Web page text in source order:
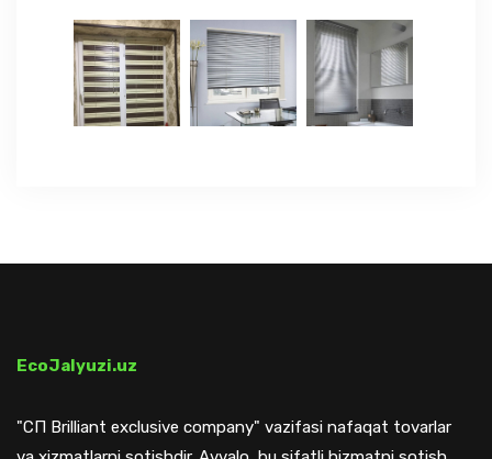
EcoJalyuzi.uz
"СП Brilliant exclusive company" vazifasi nafaqat tovarlar